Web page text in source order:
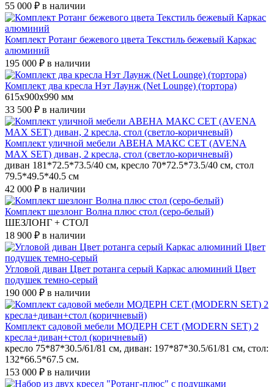
55 000 ₽ в наличии
Комплект Ротанг бежевого цвета Текстиль бежевый Каркас
алюминий
195 000 ₽ в наличии
Комплект два кресла Нэт Лаунж (Net Lounge) (тортора)
615х900х990 мм
33 500 ₽ в наличии
Комплект уличной мебели АВЕНА МАКС СЕТ (AVENA
MAX SET) диван, 2 кресла, стол (светло-коричневый)
диван 181*72.5*73.5/40 см, кресло 70*72.5*73.5/40 см, стол
79.5*49.5*40.5 см
42 000 ₽ в наличии
Комплект шезлонг Волна плюс стол (серо-белый)
ШЕЗЛОНГ + СТОЛ
18 900 ₽ в наличии
Угловой диван Цвет ротанга серый Каркас алюминий Цвет
подушек темно-серый
190 000 ₽ в наличии
Комплект садовой мебели МОДЕРН СЕТ (MODERN SET) 2
кресла+диван+стол (коричневый)
кресло 75*87*30.5/61/81 см, диван: 197*87*30.5/61/81 см, стол:
132*66.5*67.5 см.
153 000 ₽ в наличии